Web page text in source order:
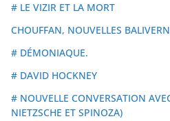
# LE VIZIR ET LA MORT
CHOUFFAN, NOUVELLES
# DÉMONIAQUE.
# DAVID HOCKNEY
# NOUVELLE CONVERSATION
NIETZSCHE ET SPINOZA)